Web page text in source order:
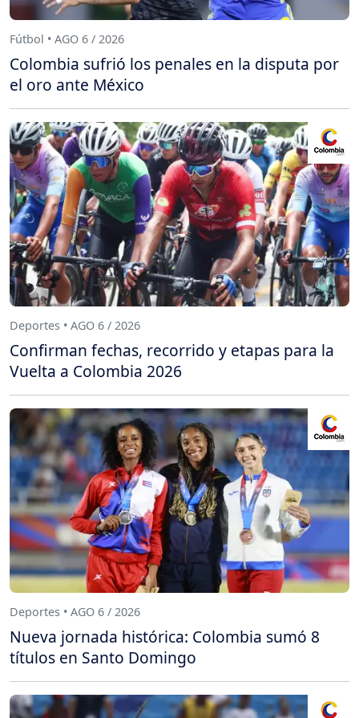
Fútbol • AGO 6 / 2026
Colombia sufrió los penales en la disputa por
el oro ante México
Deportes • AGO 6 / 2026
Confirman fechas, recorrido y etapas para la
Vuelta a Colombia 2026
Deportes • AGO 6 / 2026
Nueva jornada histórica: Colombia sumó 8
títulos en Santo Domingo